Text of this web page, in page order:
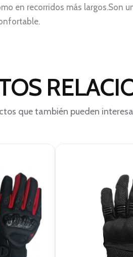
en recorridos más largos.Son
que también pueden